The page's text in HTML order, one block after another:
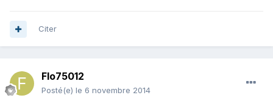
Citer
Flo75012
Posté(e) le 6 novembre 2014